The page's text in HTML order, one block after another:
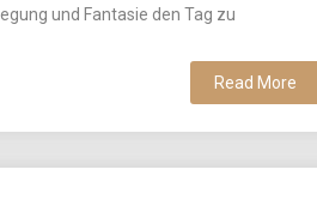
und Fantasie den Tag zu
Read More